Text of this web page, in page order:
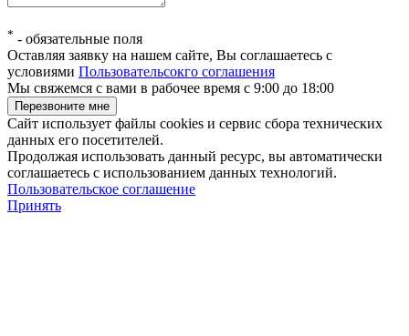
* - обязательные поля
Оставляя заявку на нашем сайте, Вы соглашаетесь с
условиями Пользовательсокго соглашения
Мы свяжемся с вами в рабочее время с 9:00 до 18:00
Сайт использует файлы cookies и сервис сбора технических
данных его посетителей.
Продолжая использовать данный ресурс, вы автоматически
соглашаетесь с использованием данных технологий.
Пользовательское соглашение
Принять